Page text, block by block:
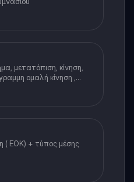
μετατόπιση, κίνηση,
ομαλή κίνηση ,
ομαλή κίνηση, γραφικές
( ΕΟΚ) + τύπος μέσης